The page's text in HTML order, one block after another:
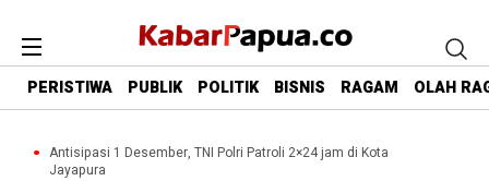
PERISTIWA PUBLIK POLITIK BISNIS RAGAM OLAH
Antisipasi 1 Desember, TNI Polri Patroli 2×24 jam di Kota
Jayapura